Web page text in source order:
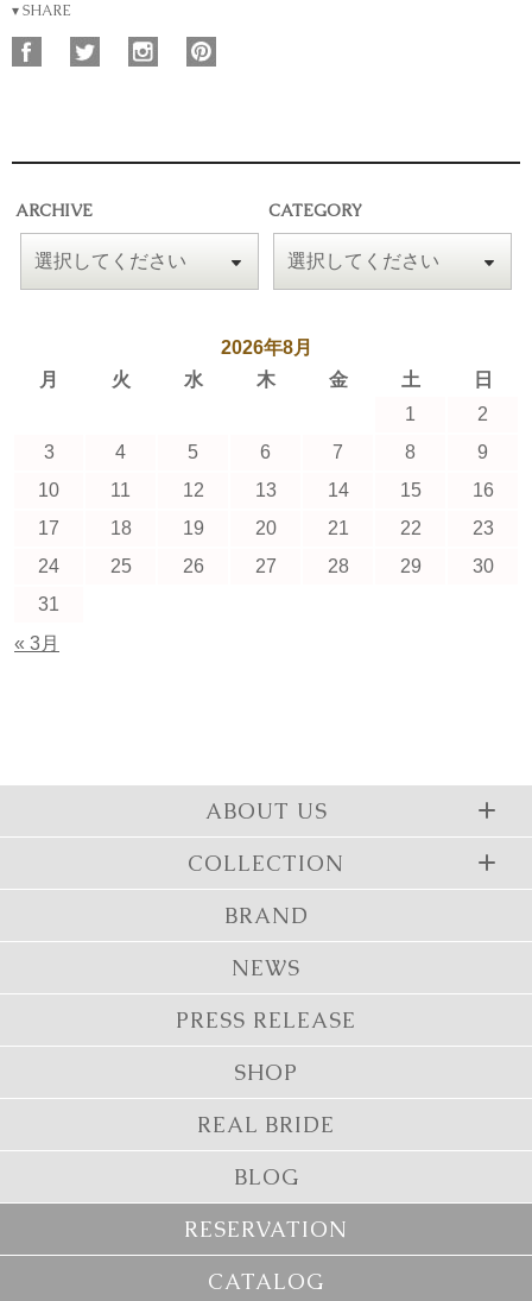
▾ SHARE
ARCHIVE CATEGORY
2026年8月
月
火 水 木 金 土 日
« 3月
1
2
3
4 5 6 7 8
9
10
11 12 13 14 15
16
17
18 19 20 21 22
23
24
25 26 27 28 29
30
31
ABOUT US
COLLECTION
BRAND
NEWS
PRESS RELEASE
SHOP
REAL BRIDE
BLOG
RESERVATION
CATALOG